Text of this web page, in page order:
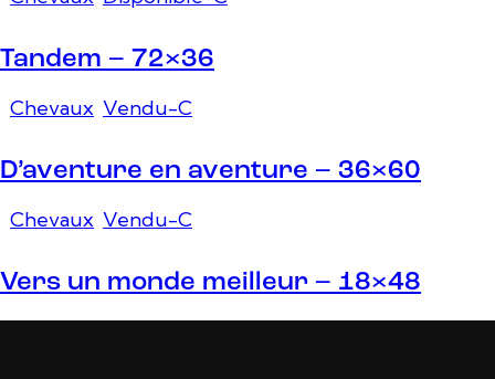
Tandem – 72×36
Chevaux Vendu-C
D’aventure en aventure – 36×60
Chevaux Vendu-C
Vers un monde meilleur – 18×48